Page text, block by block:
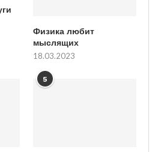
Физика любит
мыслящих
18.03.2023
5